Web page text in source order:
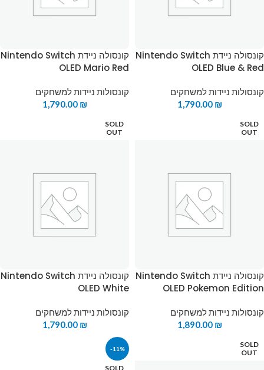
קונסולה ניידת Nintendo Switch
OLED Blue & Red
קונסולות ניידות למשחקים
1,790.00 ₪
קונסולה ניידת Nintendo Switch
OLED Mario Red
קונסולות ניידות למשחקים
1,790.00 ₪
SOLD
OUT
קונסולה ניידת Nintendo Switch
OLED Pokemon Edition
קונסולות ניידות למשחקים
1,890.00 ₪
SOLD
OUT
קונסולה ניידת Nintendo Switch
OLED White
קונסולות ניידות למשחקים
1,790.00 ₪
SOLD
OUT
-11%
SOLD